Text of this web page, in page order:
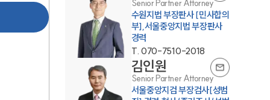
팀소개
대륜의 강점
오시는 길
글로벌 파트너 로펌
Senior Partner Attorney
수원지법 부장판사 [민사합의
부],서울중앙지법 부장판사
경력
T. 070-7510-2018
김인원
Senior Partner Attorney
서울중앙지검 부장검사[성범